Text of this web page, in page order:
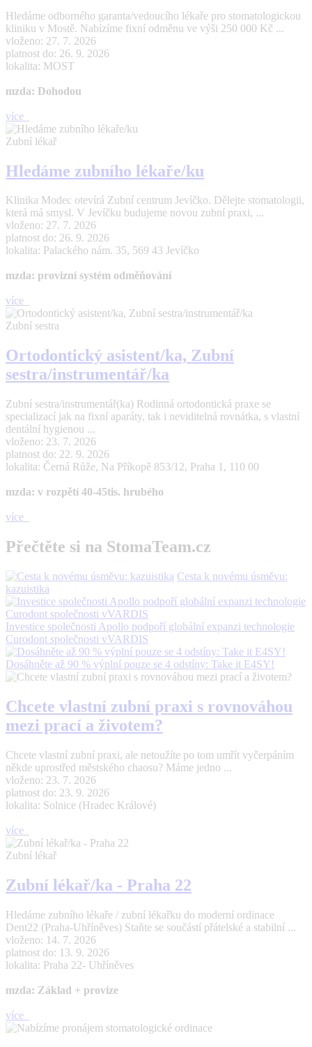
Hledáme odborného garanta/vedoucího lékaře pro stomatologickou
kliniku v Mostě. Nabízíme fixní odměnu ve výši 250 000 Kč ...
vloženo: 27. 7. 2026
platnost do: 26. 9. 2026
lokalita: MOST
mzda: Dohodou
více
Zubní lékař
Hledáme zubního lékaře/ku
Klinika Modec otevírá Zubní centrum Jevíčko. Dělejte stomatologii,
která má smysl. V Jevíčku budujeme novou zubní praxi, ...
vloženo: 27. 7. 2026
platnost do: 26. 9. 2026
lokalita: Palackého nám. 35, 569 43 Jevíčko
mzda: provizní systém odměňování
více
Zubní sestra
Ortodontický asistent/ka, Zubní
sestra/instrumentář/ka
Zubní sestra/instrumentář(ka) Rodinná ortodontická praxe se
specializací jak na fixní aparáty, tak i neviditelná rovnátka, s vlastní
dentální hygienou ...
vloženo: 23. 7. 2026
platnost do: 22. 9. 2026
lokalita: Černá Růže, Na Příkopě 853/12, Praha 1, 110 00
mzda: v rozpětí 40-45tis. hrubého
více
Přečtěte si na StomaTeam.cz
Cesta k novému úsměvu:
kazuistika
Investice společnosti Apollo podpoří globální expanzi technologie
Curodont společnosti vVARDIS
Dosáhněte až 90 % výplní pouze se 4 odstíny: Take it E4SY!
Chcete vlastní zubní praxi s rovnováhou
mezi prací a životem?
Chcete vlastní zubní praxi, ale netoužíte po tom umřít vyčerpáním
někde uprostřed městského chaosu? Máme jedno ...
vloženo: 23. 7. 2026
platnost do: 23. 9. 2026
lokalita: Solnice (Hradec Králové)
více
Zubní lékař
Zubní lékař/ka - Praha 22
Hledáme zubního lékaře / zubní lékařku do moderní ordinace
Dent22 (Praha-Uhříněves) Staňte se součástí přátelské a stabilní ...
vloženo: 14. 7. 2026
platnost do: 13. 9. 2026
lokalita: Praha 22- Uhříněves
mzda: Základ + provize
více